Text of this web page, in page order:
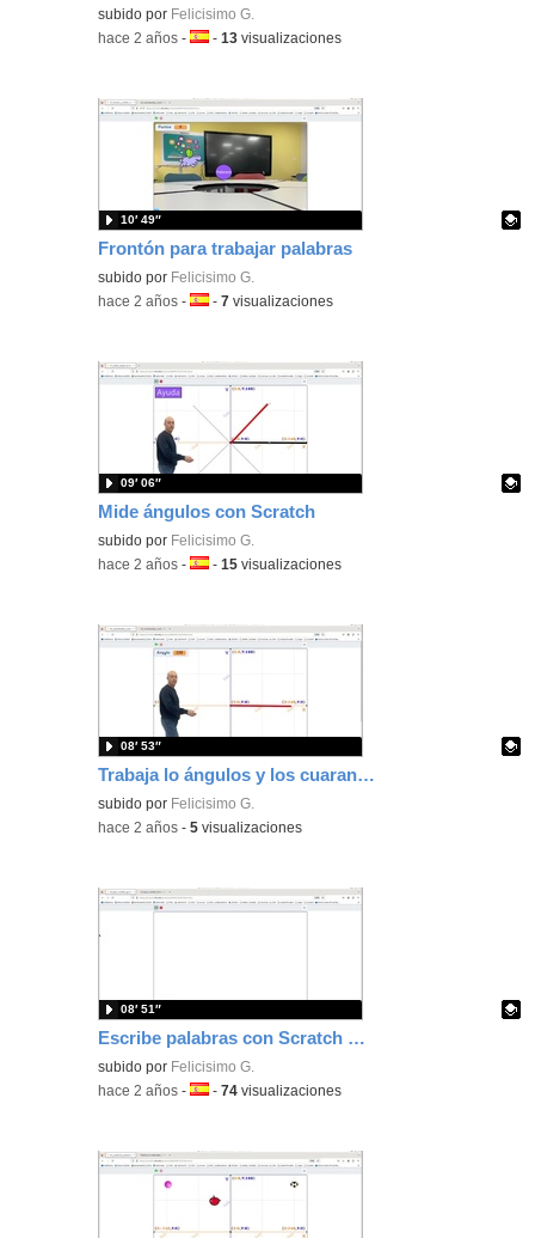
Contenido educativo.
subido por Felicisimo G.
-hace 2 años -Idioma:
-13 visualizaciones
Frontón para trabajar palabras
Contenido educativo.
subido por Felicisimo G.
10′ 49″
-hace 2 años -Idioma:
-7 visualizaciones
Mide ángulos con Scratch
Contenido educativo.
subido por Felicisimo G.
09′ 06″
-hace 2 años -Idioma:
-15 visualizaciones
Trabaja lo ángulos y los cuarantes con Scratch.
Contenido educativo.
subido por Felicisimo G.
08′ 53″
-hace 2 años -5 visualizaciones
Escribe palabras con Scratch usando el teclado
Contenido educativo.
subido por Felicisimo G.
08′ 51″
-hace 2 años -Idioma:
-74 visualizaciones